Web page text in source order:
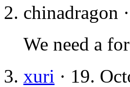
chinadragon
We need a
xuri · 19.